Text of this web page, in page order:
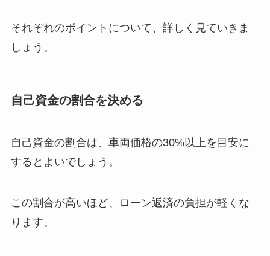
それぞれのポイントについて、詳しく見ていきま
しょう。
自己資金の割合を決める
自己資金の割合は、車両価格の30%以上を目安に
するとよいでしょう。
この割合が高いほど、ローン返済の負担が軽くな
ります。